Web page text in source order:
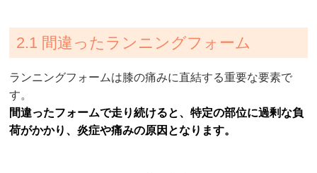
2.1 間違ったランニングフォーム
ランニングフォームは膝の痛みに直結する重要な要素で
す。
間違ったフォームで走り続けると、特定の部位に過剰な負
荷がかかり、炎症や痛みの原因となります。